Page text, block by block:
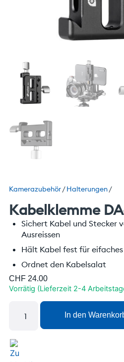
Kamerazubehör/Halterungen/
Kabelklemme
Sichert Kabel und Stecker
Ausreissen
Hält Kabel fest für eifaches
Ordnet den Kabelsalat
CHF 24.00
Vorrätig (Lieferzeit 2-4
In den